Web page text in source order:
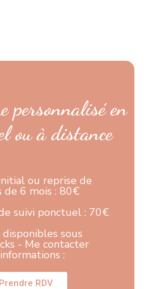
personnalisé en
ou à distance
ou reprise de
de 6 mois : 80€
suivi ponctuel : 70€
sous
- Me contacter
:
Prendre RDV